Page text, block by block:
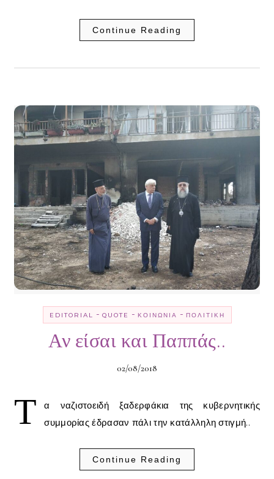
Continue Reading
EDITORIAL - QUOTE - ΚΟΙΝΩΝΊΑ - ΠΟΛΙΤΙΚΉ
Αν είσαι και Παππάς..
02/08/2018
Τ
α ναζιστοειδή ξαδερφάκια της κυβερνητικής
συμμορίας έδρασαν πάλι την κατάλληλη στιγμή..
Continue Reading